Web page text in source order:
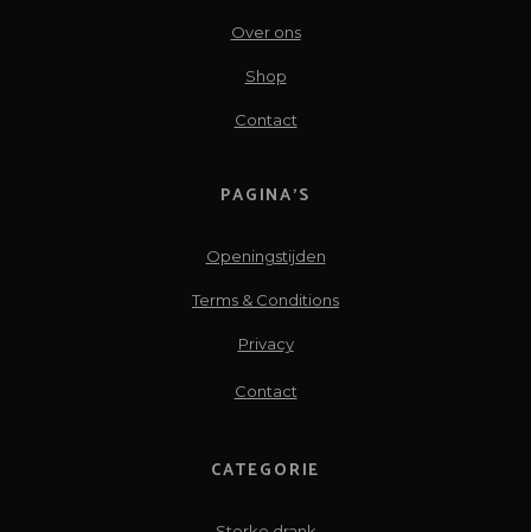
Over ons
Shop
Contact
PAGINA’S
Openingstijden
Terms & Conditions
Privacy
Contact
CATEGORIE